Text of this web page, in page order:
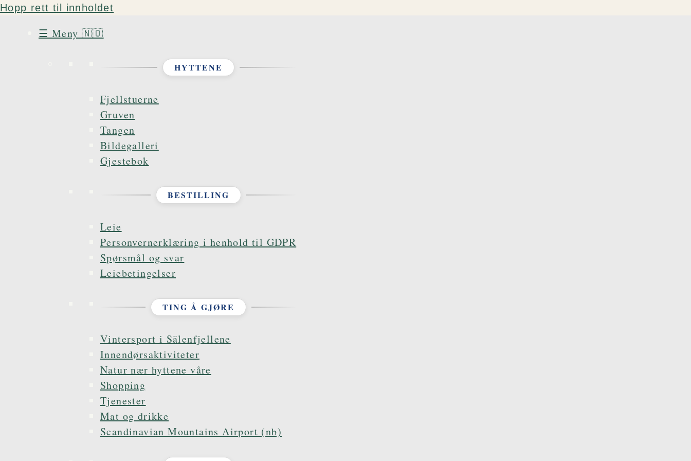
Hopp rett til innholdet
☰ Meny 🇳🇴
HYTTENE
Fjellstuerne
Gruven
Tangen
Bildegalleri
Gjestebok
BESTILLING
Leie
Personvernerklæring i henhold til GDPR
Spørsmål og svar
Leiebetingelser
TING Å GJØRE
Vintersport i Sälenfjellene
Innendørsaktiviteter
Natur nær hyttene våre
Shopping
Tjenester
Mat og drikke
Scandinavian Mountains Airport (nb)